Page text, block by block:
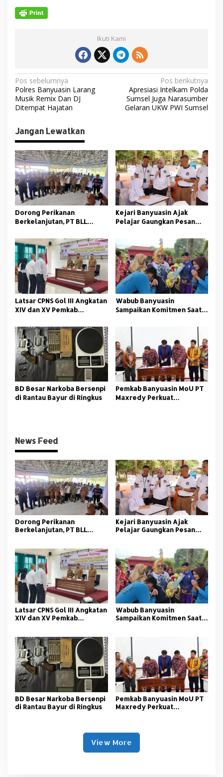
Ikuti Kami
N
a
v
i
g
a
s
i
p
o
s
Pos sebelumnya
Polres Banyuasin Larang
Musik Remix Dan DJ
Ditempat Hajatan
Pos berikutnya
Apresiasi Intelkam Polda
Sumsel Juga Narasumber
Gelaran UKW PWI Sumsel
Jangan Lewatkan
Dorong Perikanan
Berkelanjutan, PT BLL
dengan Pelatihan Alat
Tangkap
Kejari Banyuasin Ajak
Pelajar Gaungkan Pesan
Latsar CPNS Gol III Angkatan
XIV dan XV Pemkab
Wabub Banyuasin
Sampaikan Komitmen Saat
Nasional
BD Besar Narkoba Bersenpi
di Rantau Bayur di Ringkus
Pemkab Banyuasin MoU PT
Maxredy Perkuat
News Feed
Dorong Perikanan
Berkelanjutan, PT BLL
Tangkap
Kejari Banyuasin Ajak
Pelajar Gaungkan Pesan
Latsar CPNS Gol III Angkatan
XIV dan XV Pemkab
Wabub Banyuasin
Sampaikan Komitmen Saat
BD Besar Narkoba Bersenpi
di Rantau Bayur di Ringkus
Pemkab Banyuasin MoU PT
Maxredy Perkuat
View More